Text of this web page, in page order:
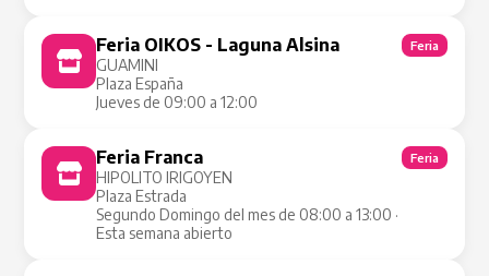
Feria OIKOS - Laguna Alsina
GUAMINI
Plaza España
Jueves de 09:00 a 12:00
Feria
Feria Franca
HIPOLITO IRIGOYEN
Plaza Estrada
Segundo Domingo del mes de 08:00 a 13:00 ·
Esta semana abierto
Feria